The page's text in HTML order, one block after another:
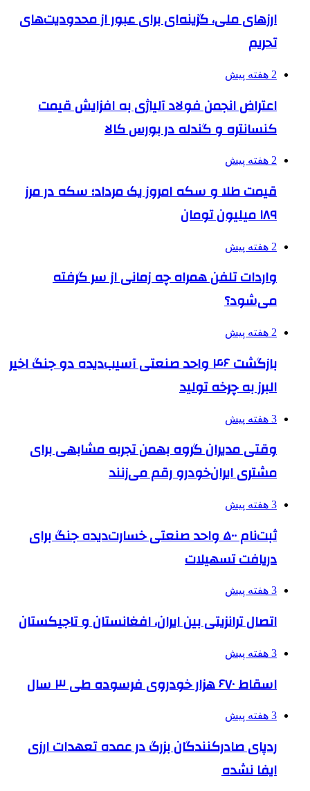
ارزهای ملی، گزینه‌ای برای عبور از محدودیت‌های
تحریم
2 هفته پیش
اعتراض انجمن فولاد آلیاژی به افزایش قیمت
کنسانتره و گندله در بورس کالا
2 هفته پیش
قیمت طلا و سکه امروز یک مرداد؛ سکه در مرز
۱۸۹ میلیون تومان
2 هفته پیش
واردات تلفن همراه چه زمانی از سر گرفته
می‌شود؟
2 هفته پیش
بازگشت ۴۶ واحد صنعتی آسیب‌دیده دو جنگ اخیر
البرز به چرخه تولید
3 هفته پیش
وقتی مدیران گروه بهمن تجربه مشابهی برای
مشتری ایران‌خودرو رقم می‌زنند
3 هفته پیش
ثبت‌نام ۵۰۰ واحد صنعتی خسارت‌دیده جنگ برای
دریافت تسهیلات
3 هفته پیش
اتصال ترانزیتی بین ایران، افغانستان و تاجیکستان
3 هفته پیش
اسقاط ۶۷۰ هزار خودروی فرسوده طی ۳ سال
3 هفته پیش
ردپای صادرکنندگان بزرگ در عمده تعهدات ارزی
ایفا نشده